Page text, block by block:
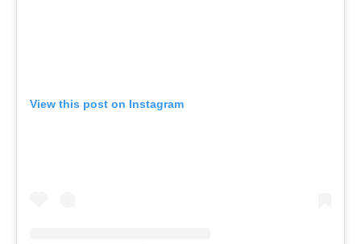
View this post on Instagram